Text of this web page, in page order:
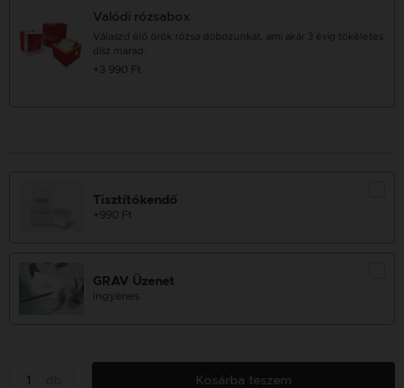
Valódi rózsabox
Válaszd élő örök rózsa dobozunkat, ami akár 3 évig tökéletes
dísz marad.
+3 990 Ft
Tisztítókendő
+990 Ft
GRAV Üzenet
ingyenes
Kosárba teszem